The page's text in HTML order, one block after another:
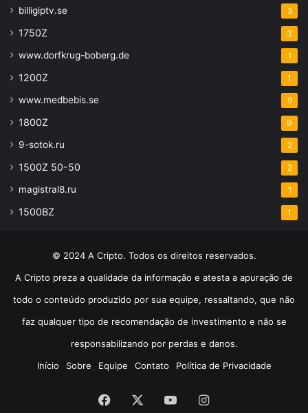
billigiptv.se 3
1750Z 3
www.dorfkrug-boberg.de 1
1200Z 1
www.medbebis.se 9
1800Z 9
9-sotok.ru 2
1500Z 50-50 2
magistral8.ru 1
1500BZ 1
© 2024 A Cripto. Todos os direitos reservados.
A Cripto preza a qualidade da informação e atesta a apuração de
todo o conteúdo produzido por sua equipe, ressaltando, que não
faz qualquer tipo de recomendação de investimento e não se
responsabilizando por perdas e danos.
Início
Sobre Equipe Contato Política de Privacidade
Facebook YouTubeInstagram